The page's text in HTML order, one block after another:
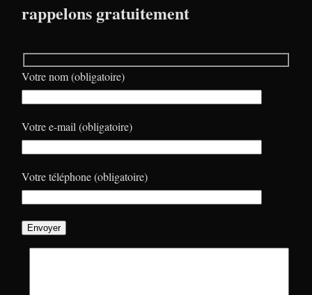
rappelons gratuitement
Votre nom (obligatoire)
Votre e-mail (obligatoire)
Votre téléphone (obligatoire)